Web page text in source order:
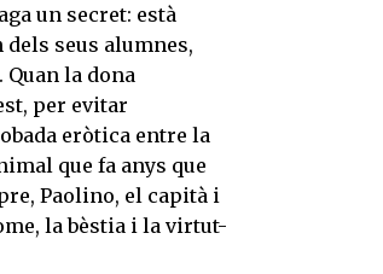
un secret: està
seus alumnes,
Quan la dona
per evitar
eròtica entre la
que fa anys que
Paolino, el capità i
la bèstia i la virtut-